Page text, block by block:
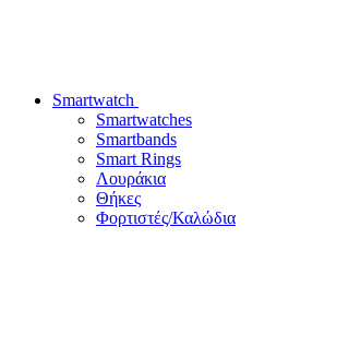
Smartwatch
Smartwatches
Smartbands
Smart Rings
Λουράκια
Θήκες
Φορτιστές/Καλώδια